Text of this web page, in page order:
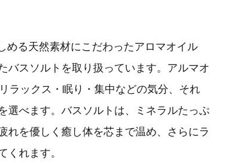
める天然素材にこだわったアロマオイル
バスソルトを取り扱っています。アルマオ
ラックス・眠り・集中などの気分、それ
選べます。バスソルトは、ミネラルたっぷ
れを優しく癒し体を芯まで温め、さらにラ
くれます。